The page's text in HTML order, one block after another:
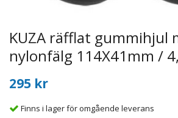
KUZA räfflat gummihjul
nylonfälg 114X41mm /
295 kr
Finns i lager för omgående leverans